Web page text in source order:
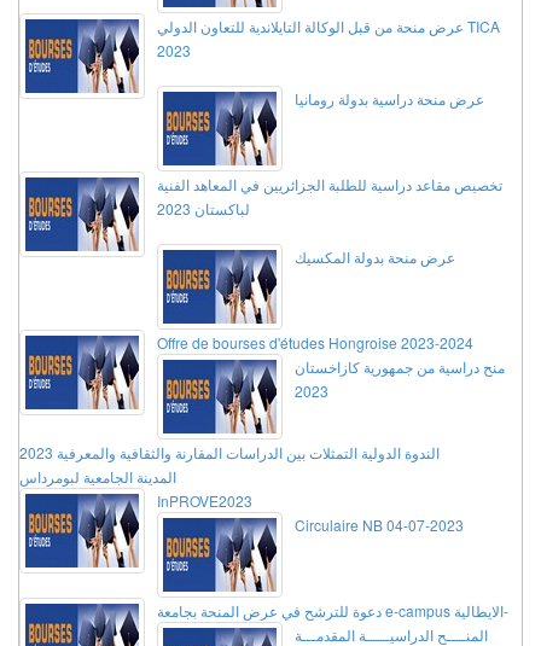
عرض منحة من قبل الوكالة التايلاندية للتعاون الدولي TICA
2023
عرض منحة دراسية بدولة رومانيا
تخصيص مقاعد دراسية للطلبة الجزائريين في المعاهد الفنية
لباكستان 2023
عرض منحة بدولة المكسيك
Offre de bourses d'études Hongroise 2023-2024
منح دراسية من جمهورية كازاخستان
2023
الندوة الدولية التمثلات بين الدراسات المقارنة والثقافية والمعرفية 2023
المدينة الجامعية لبومرداس
InPROVE2023
Circulaire NB 04-07-2023
دعوة للترشح في عرض المنحة بجامعة e-campus الايطالية-
المنــــح الدراسيـــــة المقدمـــة